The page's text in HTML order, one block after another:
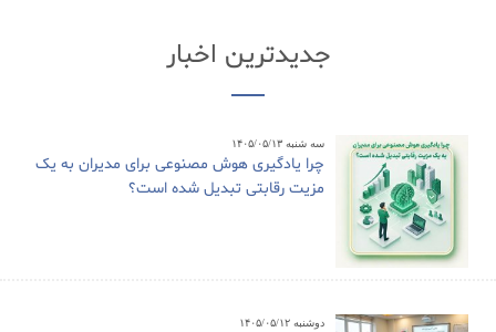
جدیدترین اخبار
سه شنبه ۱۴۰۵/۰۵/۱۳
چرا یادگیری هوش مصنوعی برای مدیران به یک
مزیت رقابتی تبدیل شده است؟
دوشنبه ۱۴۰۵/۰۵/۱۲